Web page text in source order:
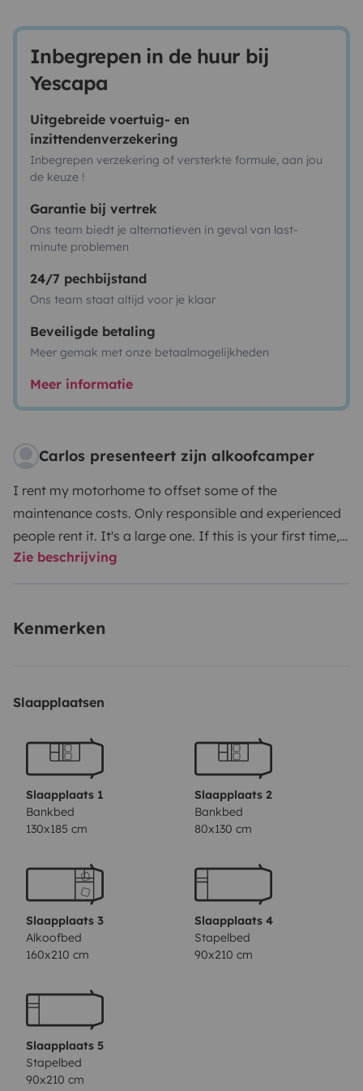
Inbegrepen in de huur bij
Yescapa
Uitgebreide voertuig- en
inzittendenverzekering
Inbegrepen verzekering of versterkte formule, aan jou
de keuze !
Garantie bij vertrek
Ons team biedt je alternatieven in geval van last-
minute problemen
24/7 pechbijstand
Ons team staat altijd voor je klaar
Beveiligde betaling
Meer gemak met onze betaalmogelijkheden
Meer informatie
Carlos presenteert zijn alkoofcamper
I rent my motorhome to offset some of the
maintenance costs. Only responsible and experienced
people rent it. It's a large one. If this is your first time,
look for a smaller one.
Min. Driving exp, 4 y
Zie beschrijving
Kenmerken
Slaapplaatsen
Slaapplaats 1
Bankbed
130x185 cm
Slaapplaats 2
Bankbed
80x130 cm
Slaapplaats 3
Alkoofbed
160x210 cm
Slaapplaats 4
Stapelbed
90x210 cm
Slaapplaats 5
Stapelbed
90x210 cm